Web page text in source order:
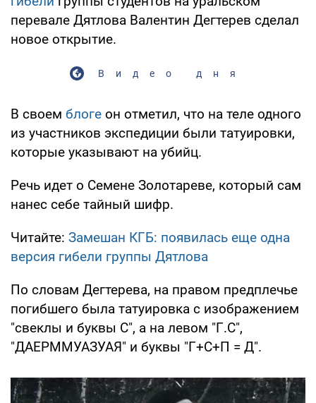
перевале Дятлова Валентин Дегтерев сделал
новое открытие.
Видео дня
В своем блоге он отметил, что на теле одного
из участников экспедиции были татуировки,
которые указывают на убийц.
Речь идет о Семене Золотареве, который сам
нанес себе тайный шифр.
Читайте: Замешан КГБ: появилась еще одна
версия гибели группы Дятлова
По словам Дегтерева, на правом предплечье
погибшего была татуировка с изображением
"свеклы и буквы С", а на левом "Г.С",
"ДАЕРММУАЗУАЯ" и буквы "Г+С+П = Д".